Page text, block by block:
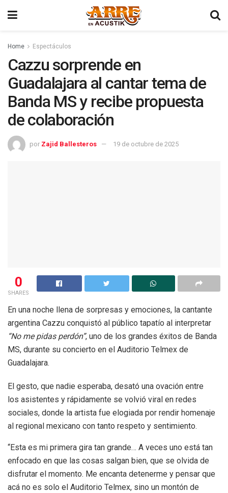
Home Espectáculos
Cazzu sorprende en
Guadalajara al cantar tema de
Banda MS y recibe propuesta
de colaboración
por Zajid Ballesteros 19 de octubre de 2025
0
SHARES
En una noche llena de sorpresas y emociones, la cantante
argentina Cazzu conquistó al público tapatío al interpretar
“No me pidas perdón”, uno de los grandes éxitos de Banda
MS, durante su concierto en el Auditorio Telmex de
Guadalajara.
El gesto, que nadie esperaba, desató una ovación entre
los asistentes y rápidamente se volvió viral en redes
sociales, donde la artista fue elogiada por rendir homenaje
al regional mexicano con tanto respeto y sentimiento.
“Esta es mi primera gira tan grande… A veces uno está tan
enfocado en que las cosas salgan bien, que se olvida de
disfrutar el momento. Me encanta detenerme y pensar que
acá no es solo el Auditorio Telmex, sino un montón de